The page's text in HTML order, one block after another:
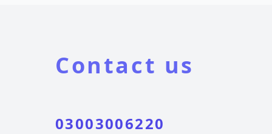
Contact us
03003006220